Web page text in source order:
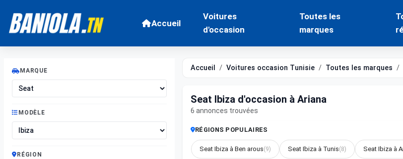
Accueil
Voitures
d'occasion
Toutes les
marques
MARQUE
MODÈLE
RÉGION
Accueil Voitures occasion Tunisie Toutes les marques
Seat Ibiza d'occasion à Ariana
6 annonces trouvées
RÉGIONS POPULAIRES
Seat Ibiza à Ben arous(9) Seat Ibiza à Tunis(8) Seat Ibiza à